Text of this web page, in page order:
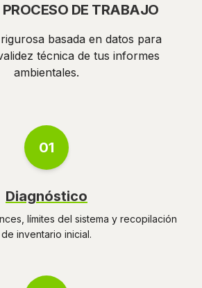
DE TRABAJO
basada en datos para
técnica de tus informes
ambientales.
01
Diagnóstico
límites del sistema y recopilación
de inventario inicial.